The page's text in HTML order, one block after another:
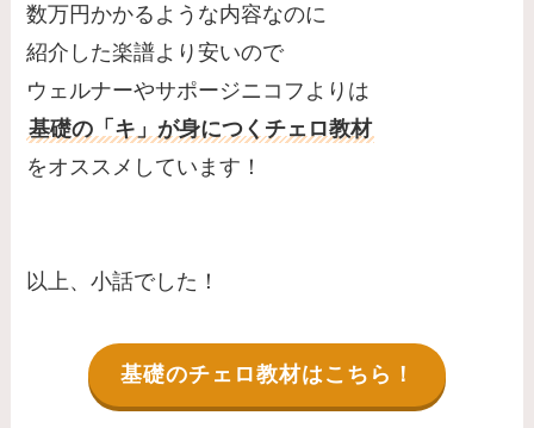
数万円かかるような内容なのに
紹介した楽譜より安いので
ウェルナーやサポージニコフよりは
基礎の「キ」が身につくチェロ教材
をオススメしています！
以上、小話でした！
基礎のチェロ教材はこちら！